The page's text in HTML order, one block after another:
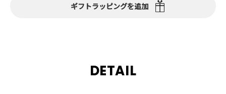
ギフトラッピングを追加
DETAIL